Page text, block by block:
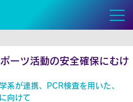
ーツ活動の安全確保にむけ
系が連携、PCR検査を用いた、
向けて